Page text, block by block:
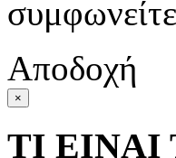
Αποδοχή
×
ΤΙ ΕΙΝΑΙ